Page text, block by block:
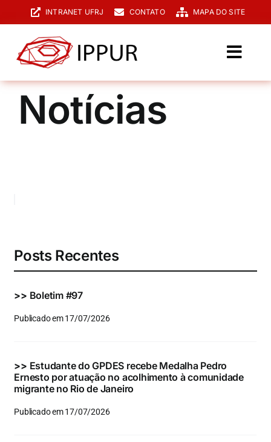
para
conteúdo
INTRANET UFRJ CONTATO MAPA DO SITE
O IPPUR
Graduação
Eventos e Certificados
para:
Notícias
Posts Recentes
>> Boletim #97
Publicado em 17/07/2026
>> Estudante do GPDES recebe Medalha Pedro
Ernesto por atuação no acolhimento à comunidade
migrante no Rio de Janeiro
Publicado em 17/07/2026